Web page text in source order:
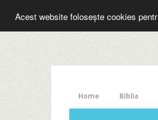
Acest website folosește cookies
The
HelloBar
- a
little
bar
that
gets
Home Biblia